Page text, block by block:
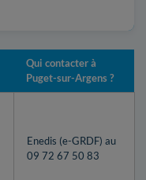
Qui contacter à
Puget-sur-Argens ?
Enedis (e-GRDF) au
09 72 67 50 83